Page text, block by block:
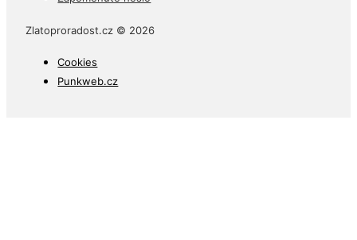
Zlatoproradost.cz © 2026
Cookies
Punkweb.cz